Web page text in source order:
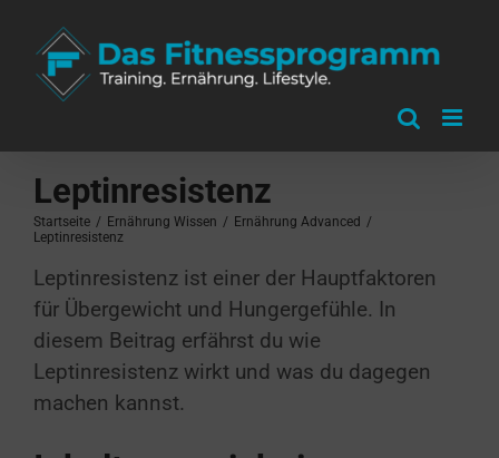
springen
Leptinresistenz
Startseite / Ernährung Wissen / Ernährung Advanced /
Leptinresistenz
Leptinresistenz ist einer der Hauptfaktoren
für Übergewicht und Hungergefühle. In
diesem Beitrag erfährst du wie
Leptinresistenz wirkt und was du dagegen
machen kannst.